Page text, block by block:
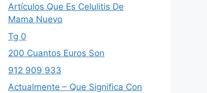
Artículos Que Es Celulitis De
Mama Nuevo
Tg 0
200 Cuantos Euros Son
912 909 933
Actualmente – Que Significa Con